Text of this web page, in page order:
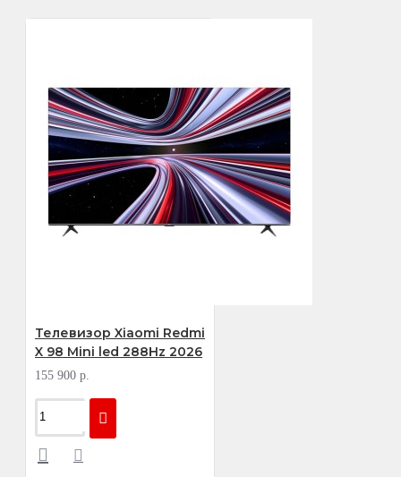
Телевизор Xiaomi Redmi
X 98 Mini led 288Hz 2026
155 900 р.